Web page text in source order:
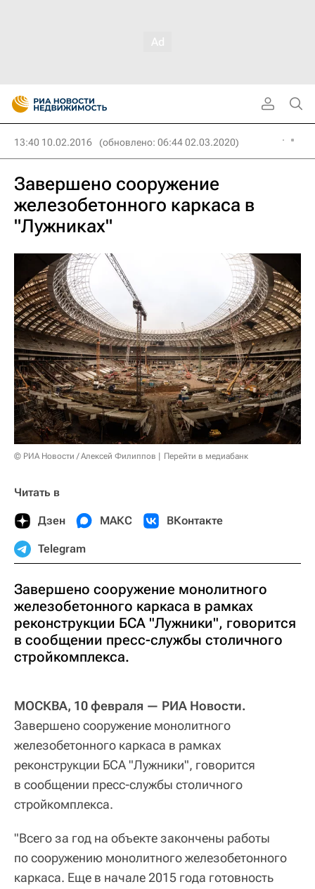
13:40 10.02.2016 (обновлено: 06:44 02.03.2020)
Завершено сооружение
железобетонного каркаса в
"Лужниках"
© РИА Новости / Алексей Филиппов Перейти в медиабанк
Читать в
Дзен МАКС ВКонтакте
Telegram
Завершено сооружение монолитного
железобетонного каркаса в рамках
реконструкции БСА "Лужники", говорится
в сообщении пресс-службы столичного
стройкомплекса.
МОСКВА, 10 февраля — РИА Новости.
Завершено сооружение монолитного
железобетонного каркаса в рамках
реконструкции БСА "Лужники", говорится
в сообщении пресс-службы столичного
стройкомплекса.
"Всего за год на объекте закончены работы
по сооружению монолитного железобетонного
каркаса. Еще в начале 2015 года готовность